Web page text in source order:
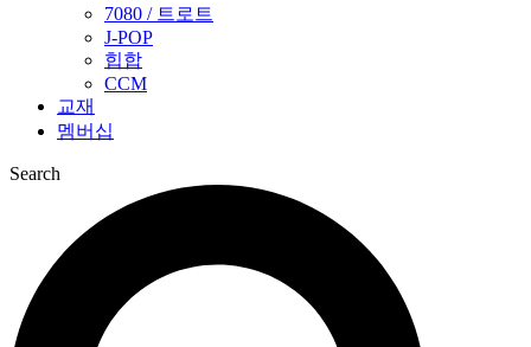
7080 / 트로트
J-POP
힙합
CCM
교재
멤버십
Search